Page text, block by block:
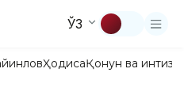
ЎЗ
ҲодисаҚонун ва